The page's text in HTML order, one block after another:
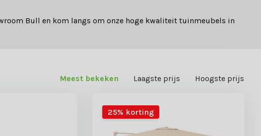
Bull en kom langs om onze hoge kwaliteit tuinmeubels in
Meest bekeken Laagste prijs Hoogste prijs
25% korting